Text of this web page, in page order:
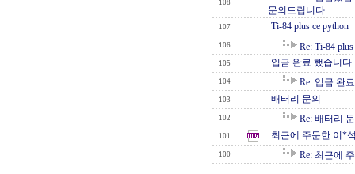
108
문의드립니다.
107 Ti-84 plus ce python
106 Re: Ti-84 plus
105 입금 완료 했습니다
104 Re: 입금 완
103 배터리 문의
102 Re: 배터리
101 최근에 주문한 이*
100 Re: 최근에